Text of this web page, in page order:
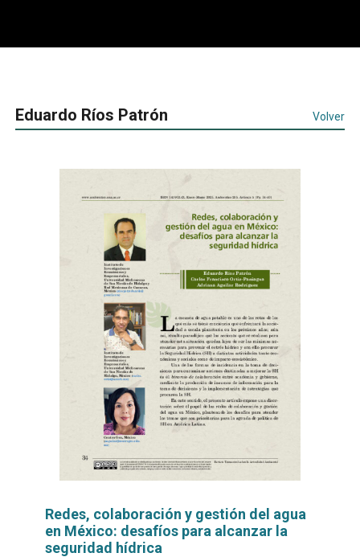
Eduardo Ríos Patrón Volver
Redes, colaboración y gestión del agua
en México: desafíos para alcanzar la
seguridad hídrica